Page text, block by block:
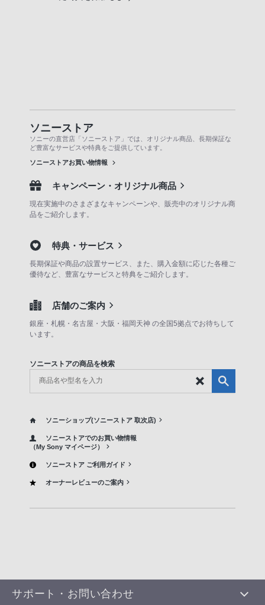
ソニーストア
ソニーの直営店「ソニーストア」では、オリジナル商品、長期保証な
ど豊富なサービスや特典をご提供しています。
ソニーストアお買い物情報
キャンペーン・オリジナル商品
現在実施中のさまざまなキャンペーンや、販売中のオリジナル商
品をご紹介します。
特典・サービス
長期保証や商品の設置サービス、また、購入金額に応じた各種ご
優待など、豊富なサービスと特典をご紹介します。
店舗のご案内
銀座・札幌・名古屋・大阪・福岡天神 の全国5拠点でお待ちして
います。
ソニーストアの商品を検索
ソニーショップ(ソニーストア 取次店)
ソニーストアでのお買い物情報
（My Sony マイページ）
ソニーストア ご利用ガイド
オーナーレビューのご案内
サポート・お問い合わせ